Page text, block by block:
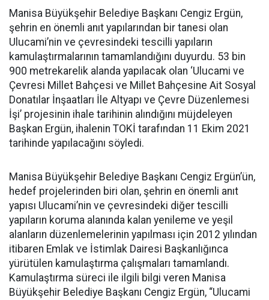
Manisa Büyükşehir Belediye Başkanı Cengiz Ergün,
şehrin en önemli anıt yapılarından bir tanesi olan
Ulucami’nin ve çevresindeki tescilli yapıların
kamulaştırmalarının tamamlandığını duyurdu. 53 bin
900 metrekarelik alanda yapılacak olan ‘Ulucami ve
Çevresi Millet Bahçesi ve Millet Bahçesine Ait Sosyal
Donatılar İnşaatları İle Altyapı ve Çevre Düzenlemesi
İşi’ projesinin ihale tarihinin alındığını müjdeleyen
Başkan Ergün, ihalenin TOKİ tarafından 11 Ekim 2021
tarihinde yapılacağını söyledi.
Manisa Büyükşehir Belediye Başkanı Cengiz Ergün’ün,
hedef projelerinden biri olan, şehrin en önemli anıt
yapısı Ulucami’nin ve çevresindeki diğer tescilli
yapıların koruma alanında kalan yenileme ve yeşil
alanların düzenlemelerinin yapılması için 2012 yılından
itibaren Emlak ve İstimlak Dairesi Başkanlığınca
yürütülen kamulaştırma çalışmaları tamamlandı.
Kamulaştırma süreci ile ilgili bilgi veren Manisa
Büyükşehir Belediye Başkanı Cengiz Ergün, “Ulucami